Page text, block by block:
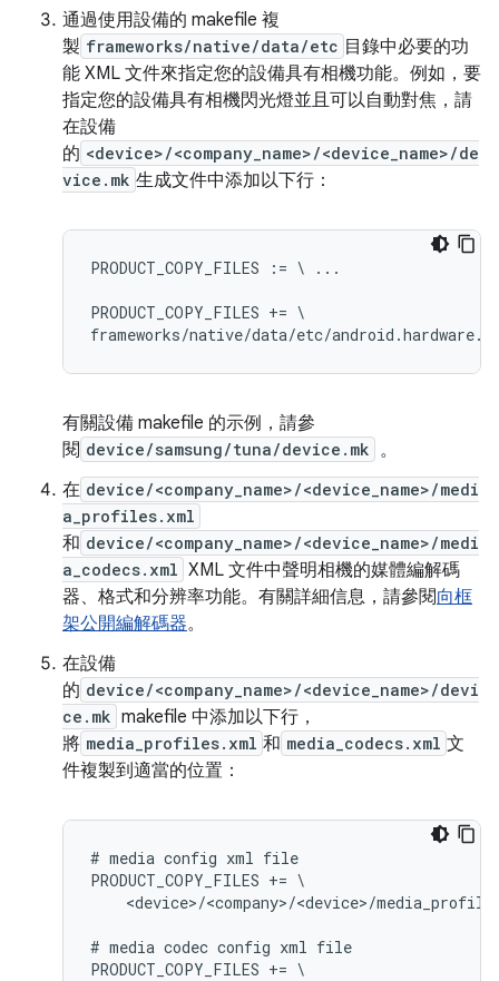
通過使用設備的 makefile 複
製 frameworks/native/data/etc 目錄中必要的功
能 XML 文件來指定您的設備具有相機功能。例如，要
指定您的設備具有相機閃光燈並且可以自動對焦，請
在設備
的 <device>/<company_name>/<device_name>/de
vice.mk 生成文件中添加以下行：
PRODUCT_COPY_FILES := \ ...
PRODUCT_COPY_FILES += \
有關設備 makefile 的示例，請參
閱 device/samsung/tuna/device.mk 。
在 device/<company_name>/<device_name>/medi
a_profiles.xml
和 device/<company_name>/<device_name>/medi
a_codecs.xml XML 文件中聲明相機的媒體編解碼
器、格式和分辨率功能。有關詳細信息，請參閱向框
架公開編解碼器。
在設備
的 device/<company_name>/<device_name>/devi
ce.mk makefile 中添加以下行，
將 media_profiles.xml 和 media_codecs.xml 文
件複製到適當的位置：
# media config xml file
PRODUCT_COPY_FILES += \
<device>/<company>/<device>/
# media codec config xml file
PRODUCT_COPY_FILES += \